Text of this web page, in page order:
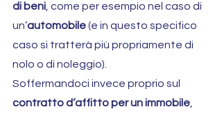
di beni , come per esempio nel caso di
un’automobile (e in questo specifico
caso si tratterà più propriamente di
nolo o di noleggio).
Soffermandoci invece proprio sul
contratto d’affitto per un immobile